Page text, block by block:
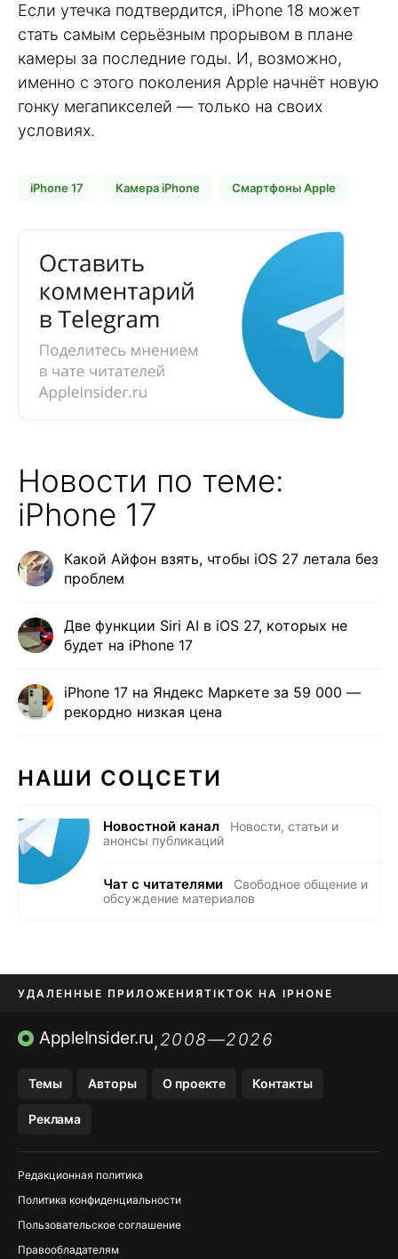
Если утечка подтвердится, iPhone 18 может
стать самым серьёзным прорывом в плане
камеры за последние годы. И, возможно,
именно с этого поколения Apple начнёт новую
гонку мегапикселей — только на своих
условиях.
iPhone 17 Камера iPhone Смартфоны Apple
Новости по теме:
iPhone 17
Какой Айфон взять, чтобы iOS 27 летала без
проблем
Две функции Siri AI в iOS 27, которых не
будет на iPhone 17
iPhone 17 на Яндекс Маркете за 59 000 —
рекордно низкая цена
НАШИ СОЦСЕТИ
Новостной канал
Новости, статьи и
анонсы публикаций
Чат с читателями
Свободное общение и
обсуждение материалов
УДАЛЕННЫЕ ПРИЛОЖЕНИЯTIKTOK НА IPHONE
ПРИЛОЖЕНИЯ БЕЗ APP STORE
AppleInsider.ru,2008—2026
Темы Авторы О проекте Контакты
Реклама
Редакционная политика
Политика конфиденциальности
Пользовательское соглашение
Правообладателям